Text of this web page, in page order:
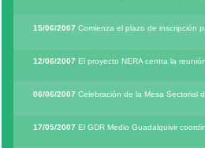
15/06/2007 Comienza el plazo de inscripción
12/06/2007 El proyecto NERA centra la
06/06/2007 Celebración de la Mesa Sectorial
17/05/2007 El GDR Medio Guadalquivir